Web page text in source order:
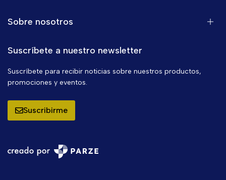
Sobre nosotros
Suscríbete a nuestro newsletter
Suscríbete para recibir noticias sobre nuestros productos,
promociones y eventos.
Suscribirme